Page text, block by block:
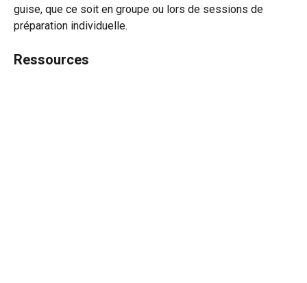
guise, que ce soit en groupe ou lors de sessions de
préparation individuelle.
Ressources